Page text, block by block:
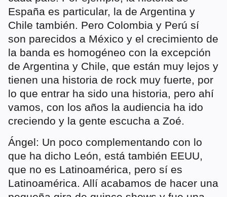
España es particular, la de Argentina y
Chile también. Pero Colombia y Perú sí
son parecidos a México y el crecimiento de
la banda es homogéneo con la excepción
de Argentina y Chile, que están muy lejos y
tienen una historia de rock muy fuerte, por
lo que entrar ha sido una historia, pero ahí
vamos, con los años la audiencia ha ido
creciendo y la gente escucha a Zoé.
Ángel: Un poco complementando con lo
que ha dicho León, está también EEUU,
que no es Latinoamérica, pero sí es
Latinoamérica. Allí acabamos de hacer una